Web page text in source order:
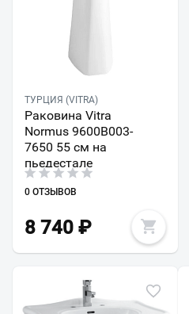
ТУРЦИЯ (VITRA)
Раковина Vitra
Normus 9600B003-
7650 55 см на
пьедестале
0 ОТЗЫВОВ
8 740 ₽